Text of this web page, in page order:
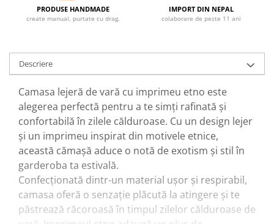
PRODUSE HANDMADE
create manual, purtate cu drag.
IMPORT DIN NEPAL
colaborare de peste 11 ani
Descriere
Camasa lejeră de vară cu imprimeu etno este
alegerea perfectă pentru a te simți rafinată și
confortabilă în zilele călduroase. Cu un design lejer
și un imprimeu inspirat din motivele etnice,
această cămașă aduce o notă de exotism și stil în
garderoba ta estivală.
Confecționată dintr-un material ușor și respirabil,
camasa oferă o senzație plăcută la atingere și te
păstrează răcoroasă în timpul zilelor călduroase de